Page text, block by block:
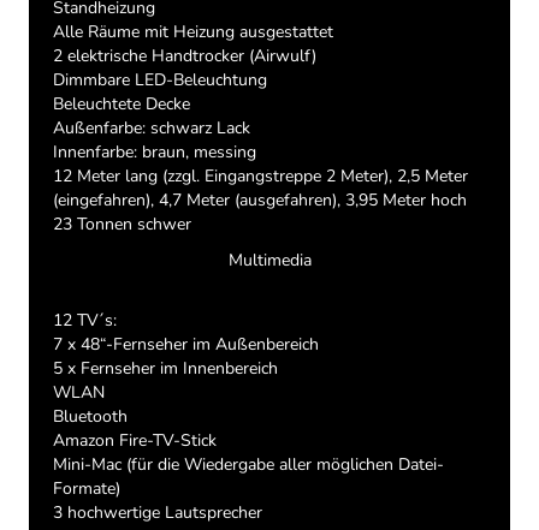
Standheizung
Alle Räume mit Heizung ausgestattet
2 elektrische Handtrocker (Airwulf)
Dimmbare LED-Beleuchtung
Beleuchtete Decke
Außenfarbe: schwarz Lack
Innenfarbe: braun, messing
12 Meter lang (zzgl. Eingangstreppe 2 Meter), 2,5 Meter
(eingefahren), 4,7 Meter (ausgefahren), 3,95 Meter hoch
23 Tonnen schwer
Multimedia
12 TV´s:
7 x 48“-Fernseher im Außenbereich
5 x Fernseher im Innenbereich
WLAN
Bluetooth
Amazon Fire-TV-Stick
Mini-Mac (für die Wiedergabe aller möglichen Datei-
Formate)
3 hochwertige Lautsprecher